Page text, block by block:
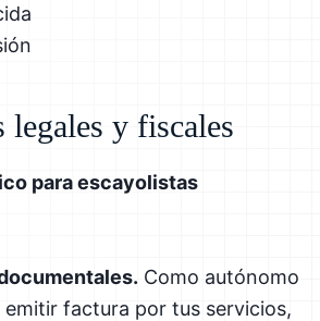
y fiscales
para escayolistas
Como autónomo
emitir factura por tus servicios,